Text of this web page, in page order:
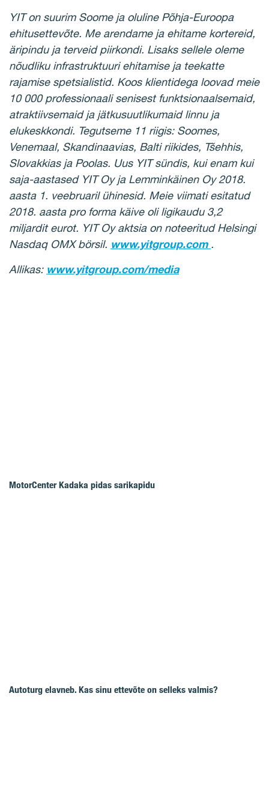
YIT on suurim Soome ja oluline Põhja-Euroopa
ehitusettevõte. Me arendame ja ehitame kortereid,
äripindu ja terveid piirkondi. Lisaks sellele oleme
nõudliku infrastruktuuri ehitamise ja teekatte
rajamise spetsialistid. Koos klientidega loovad meie
10 000 professionaali senisest funktsionaalsemaid,
atraktiivsemaid ja jätkusuutlikumaid linnu ja
elukeskkondi. Tegutseme 11 riigis: Soomes,
Venemaal, Skandinaavias, Balti riikides, Tšehhis,
Slovakkias ja Poolas. Uus YIT sündis, kui enam kui
saja-aastased YIT Oy ja Lemminkäinen Oy 2018.
aasta 1. veebruaril ühinesid. Meie viimati esitatud
2018. aasta pro forma käive oli ligikaudu 3,2
miljardit eurot. YIT Oy aktsia on noteeritud Helsingi
Nasdaq OMX börsil. www.yitgroup.com .
Allikas: www.yitgroup.com/media
MotorCenter Kadaka pidas sarikapidu
Autoturg elavneb. Kas sinu ettevõte on selleks valmis?